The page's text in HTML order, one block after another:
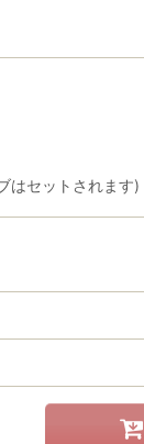
はセットされます)